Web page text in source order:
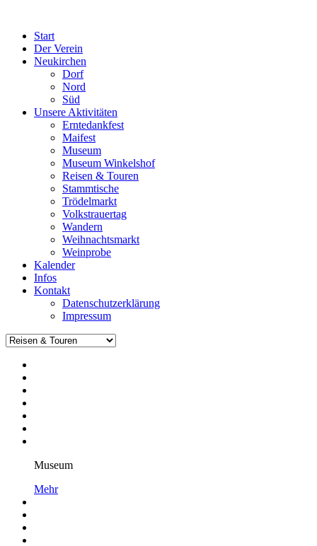
Start
Der Verein
Neukirchen
Dorf
Nord
Süd
Unsere Aktivitäten
Erntedankfest
Maifest
Museum
Museum Winkelshof
Reisen & Touren
Stammtische
Trödelmarkt
Volkstrauertag
Wandern
Weihnachtsmarkt
Weinprobe
Kalender
Infos
Kontakt
Datenschutzerklärung
Impressum
Museum
Mehr